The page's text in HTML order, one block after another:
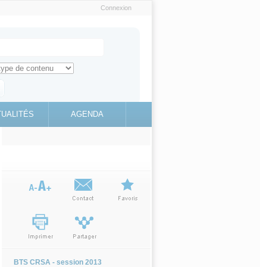
Connexion
for
toute l'information sur le site education.gouv.fr
AGENDA
BTS CRSA - session 2013